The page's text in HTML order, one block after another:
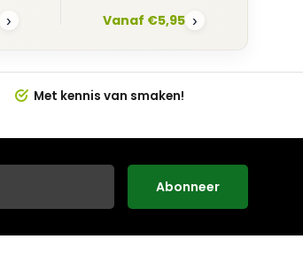
› Vanaf €5,95 ›
Met kennis van smaken!
Abonneer